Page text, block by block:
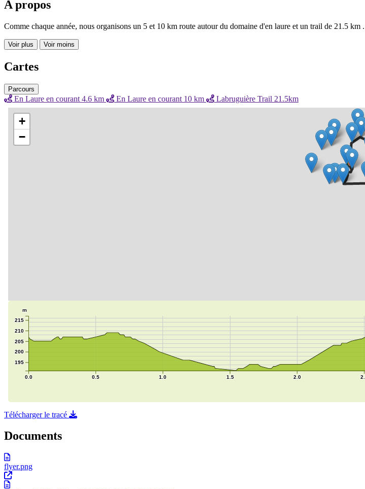
A propos
Comme chaque année, nous organisons un 5 et 10 km route autour du domaine d'en laure et un trail de 21.5
Voir plus Voir moins
Cartes
Parcours
En Laure en courant 4.6 km En Laure en courant 10 km Labruguière Trail 21.5km
Télécharger le tracé
Documents
flyer.png